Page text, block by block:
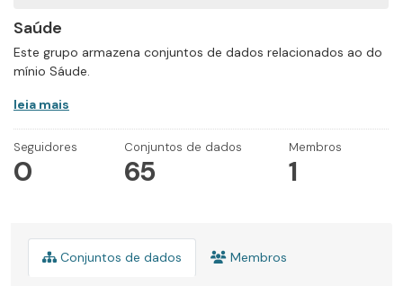
Saúde
Este grupo armazena conjuntos de dados relacionados ao do
mínio Sáude.
leia mais
Seguidores
0
Conjuntos de dados
65
Membros
1
Conjuntos de dados Membros